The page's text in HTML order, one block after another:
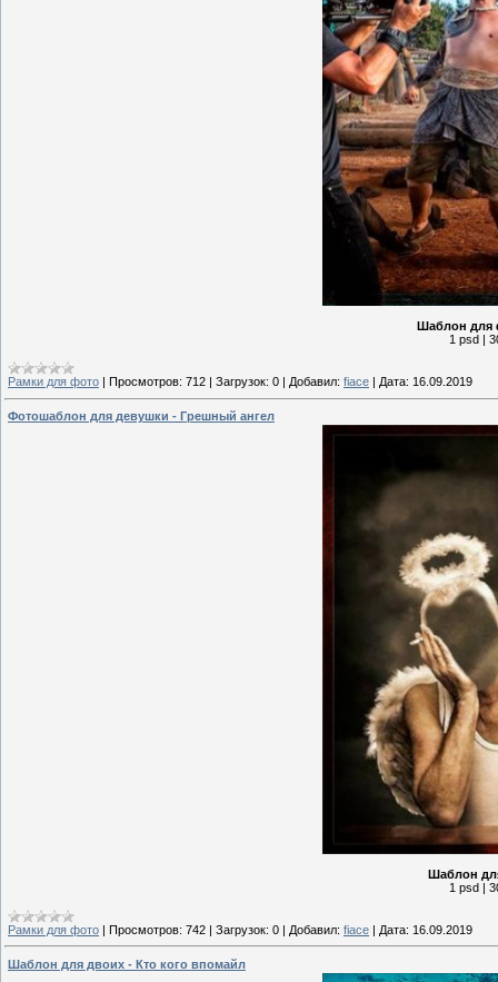
Шаблон для
1 psd |
Рамки для фото | Просмотров: 712 | Загрузок: 0 | Добавил: fiace | Дата: 16.09.2019
Фотошаблон для девушки - Грешный ангел
Шаблон
1 psd |
Рамки для фото | Просмотров: 742 | Загрузок: 0 | Добавил: fiace | Дата: 16.09.2019
Шаблон для двоих - Кто кого впомайл